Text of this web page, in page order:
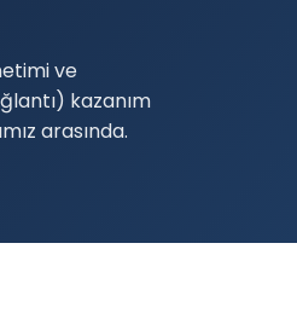
ve
kazanım
arasında.